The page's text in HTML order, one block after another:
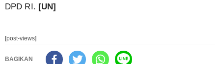
DPD RI. [UN]
[post-views]
BAGIKAN